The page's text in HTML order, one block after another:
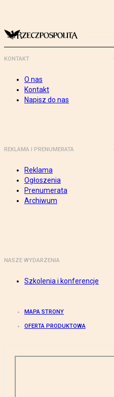
KONTAKT
O nas
Kontakt
Napisz do nas
REKLAMA I PRENUMERATA
Reklama
Ogłoszenia
Prenumerata
Archiwum
NASZE WYDARZENIA
Szkolenia i konferencje
MAPA STRONY
OFERTA PRODUKTOWA